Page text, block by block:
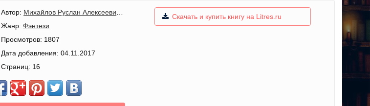
Автор: Михайлов Руслан Алексеевич "Дем Михайлов"
Жанр: Фэнтези
Просмотров: 1807
Дата добавления: 04.11.2017
Страниц: 16
Скачать и купить книгу на Litres.ru